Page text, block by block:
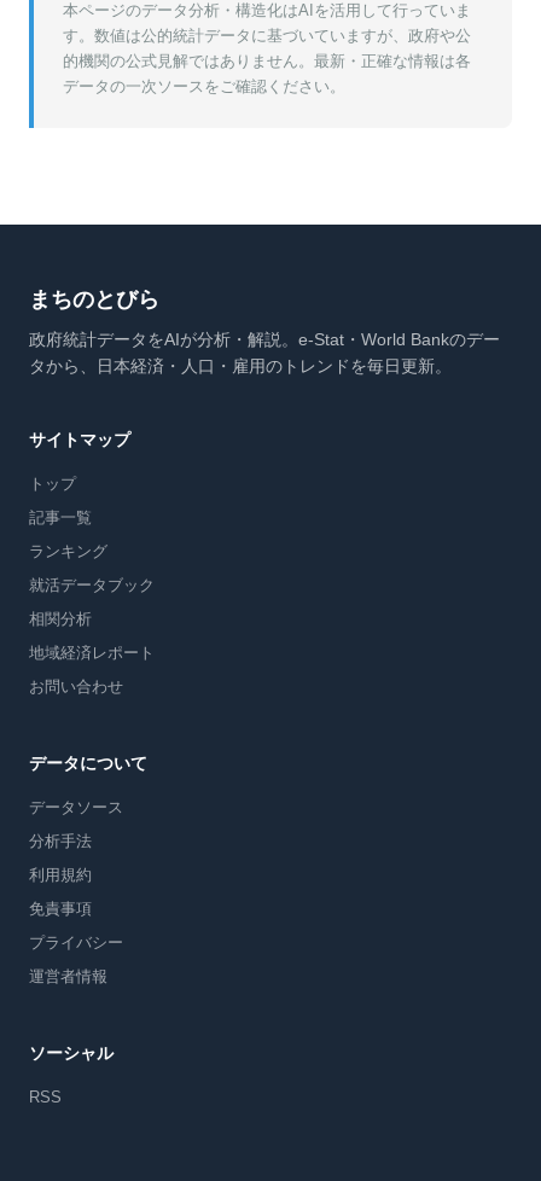
本ページのデータ分析・構造化はAIを活用して行っていま
す。数値は公的統計データに基づいていますが、政府や公
的機関の公式見解ではありません。最新・正確な情報は各
データの一次ソースをご確認ください。
まちのとびら
政府統計データをAIが分析・解説。e-Stat・World Bankのデー
タから、日本経済・人口・雇用のトレンドを毎日更新。
サイトマップ
トップ
記事一覧
ランキング
就活データブック
相関分析
地域経済レポート
お問い合わせ
データについて
データソース
分析手法
利用規約
免責事項
プライバシー
運営者情報
ソーシャル
RSS